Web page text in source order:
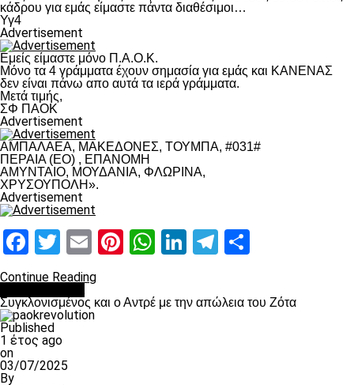
κάδρου για εμάς είμαστε πάντα διαθέσιμοι…
Υγ4
Advertisement
Εμείς είμαστε μόνο Π.Α.Ο.Κ.
Μόνο τα 4 γράμματα έχουν σημασία για εμάς και ΚΑΝΕΝΑΣ
δεν είναι πάνω απο αυτά τα ιερά γράμματα.
Μετά τιμής,
ΣΦ ΠΑΟΚ
Advertisement
ΑΜΠΑΛΑΕΑ, ΜΑΚΕΔΟΝΕΣ, ΤΟΥΜΠΑ, #031#
ΠΕΡΑΙΑ (ΕΟ) , ΕΠΑΝΟΜΗ
ΑΜΥΝΤΑΙΟ, ΜΟΥΔΑΝΙΑ, ΦΛΩΡΙΝΑ,
ΧΡΥΣΟΥΠΟΛΗ».
Advertisement
Facebook
Twitter
EmailPinterest
WhatsApp
LinkedIn
Telegram
Continue Reading
Συγκλονισμένος και ο Αντρέ με την απώλεια του Ζότα
Published
1 έτος ago
on
03/07/2025
By